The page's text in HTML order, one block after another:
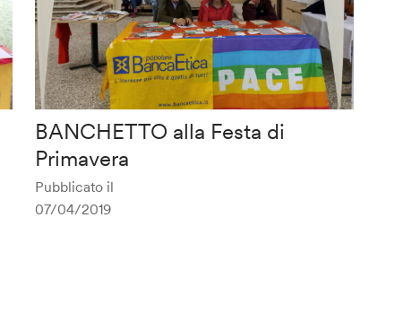
BANCHETTO alla Festa di
Primavera
Pubblicato il
07/04/2019